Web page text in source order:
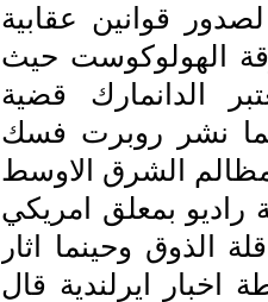
قوانين عقابية
الهولوكوست حيث
الدانمارك قضية
نشر روبرت فسك
مظالم الشرق الاوسط
بمعلق امريكي
وحينما اثار
ايرلندية قال